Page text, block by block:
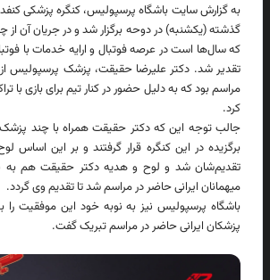
به گزارش سایت باشگاه پرسپولیس، کنگره پزشکی
گذشته (یکشنبه) در دوحه برگزار شد و در جریان آن از
که سال‌ها است در عرصه فوتبال و ارایه خدمات با
تقدیر شد. دکتر علیرضا حقیقت، پزشک پرسپولیس
مراسم بود که به دلیل حضور در کنار تیم برای بازی با
کرد.
جالب توجه این که دکتر حقیقت همراه با چند پزشک
برگزیده در این کنگره قرار گرفتند و بر این اساس
تقدیم‌شان شد و لوح و هدیه دکتر حقیقت هم به
میهمانان ایرانی حاضر در مراسم شد تا تقدیم وی گردد.
باشگاه پرسپولیس نیز به نوبه خود این موفقیت را
پزشکان ایرانی حاضر در مراسم تبریک گفت.